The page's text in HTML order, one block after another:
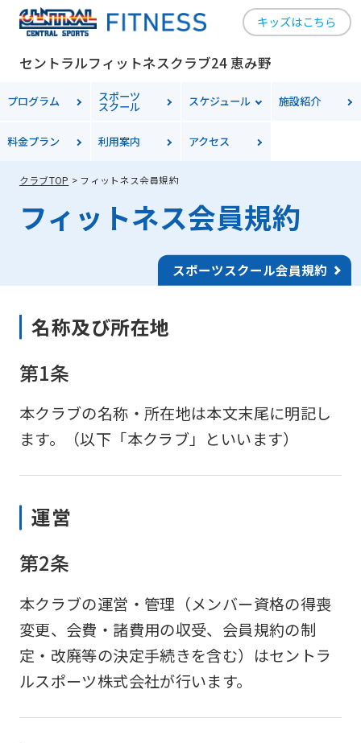
キッズはこちら
セントラルフィットネスクラブ24 恵み野
プログラム スポーツ
スクール スケジュール 施設紹介
料金プラン 利用案内 アクセス
クラブTOP フィットネス会員規約
フィットネス会員規約
スポーツスクール会員規約
名称及び所在地
第1条
本クラブの名称・所在地は本文末尾に明記し
ます。（以下「本クラブ」といいます）
運営
第2条
本クラブの運営・管理（メンバー資格の得喪
変更、会費・諸費用の収受、会員規約の制
定・改廃等の決定手続きを含む）はセントラ
ルスポーツ株式会社が行います。